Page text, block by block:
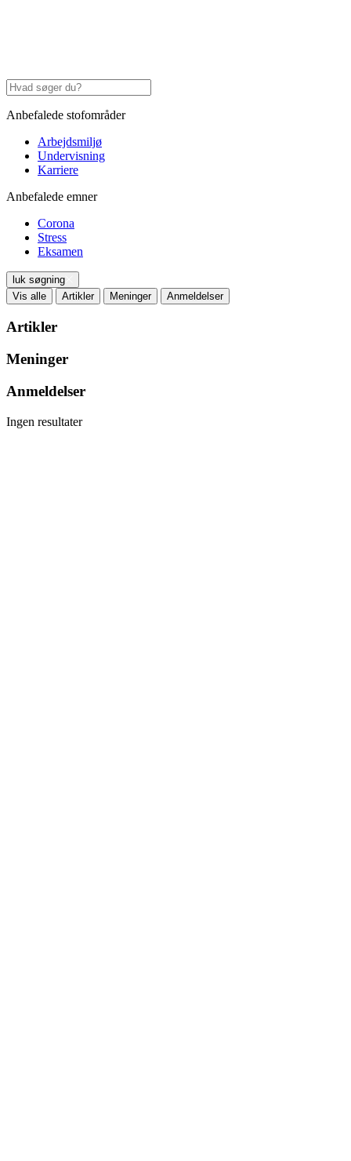
Anbefalede stofområder
Arbejdsmiljø
Undervisning
Karriere
Anbefalede emner
Corona
Stress
Eksamen
luk søgning
Vis alle
Artikler Meninger Anmeldelser
Artikler
Meninger
Anmeldelser
Ingen resultater